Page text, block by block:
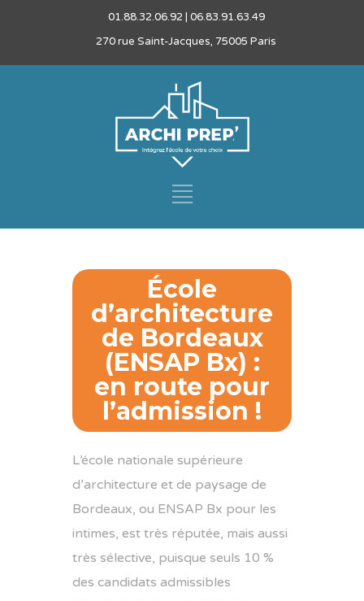
01.88.32.06.92 | 06.83.91.63.49
270 rue Saint-Jacques, 75005 Paris
École
d’architecture
de Bordeaux
(ENSAP Bx) :
en route pour
l’admission !
L’école nationale supérieure
d’architecture et de paysage de
Bordeaux, ou ENSAP Bx pour les
intimes, est très réputée, mais aussi
très sélective, puisque seuls 10 %
des candidats admissibles